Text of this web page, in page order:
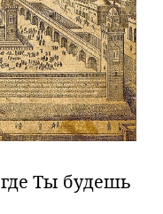
Ты будешь